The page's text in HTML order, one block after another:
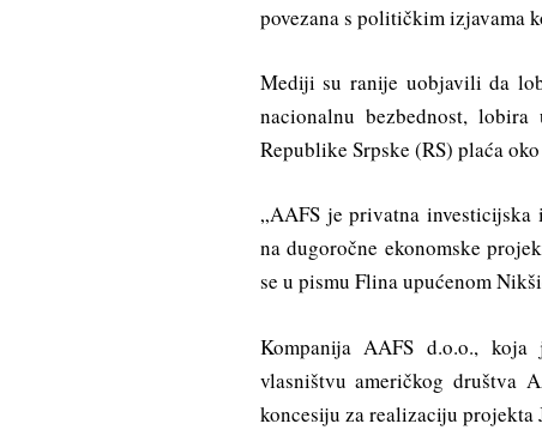
povezana s političkim izjavama
Mediji su ranije uobjavili da
nacionalnu bezbednost,
Republike Srpske (RS) plaća
„AAFS je privatna
na dugoročne ekonomske
se u pismu Flina upućenom
Kompanija AAFS d.o.o.,
vlasništvu američkog društva
koncesiju za realizaciju projekta